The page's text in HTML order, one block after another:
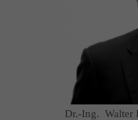
Dr.-Ing. Walter